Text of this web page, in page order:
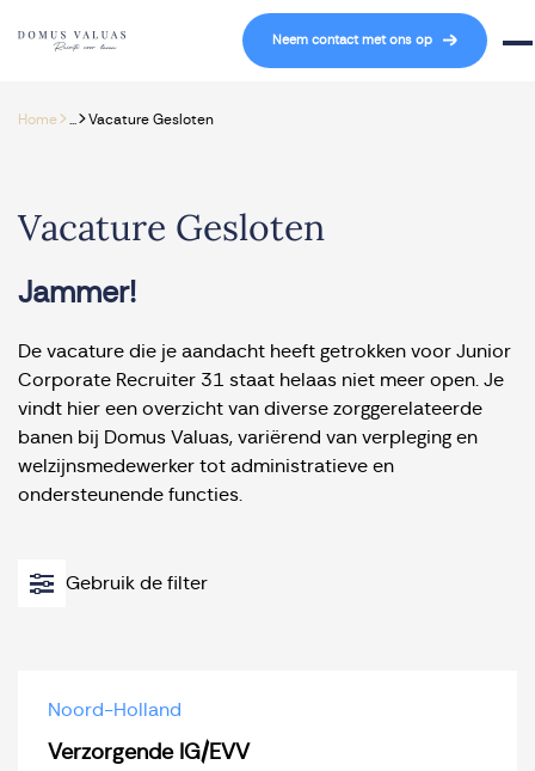
Navigatie overslaan
Neem contact met ons op
Home> >Vacature Gesloten
Vacature Gesloten
Jammer!
De vacature die je aandacht heeft getrokken voor Junior
Corporate Recruiter 31 staat helaas niet meer open. Je
vindt hier een overzicht van diverse zorggerelateerde
banen bij Domus Valuas, variërend van verpleging en
welzijnsmedewerker tot administratieve en
ondersteunende functies.
Gebruik de filter
Noord-Holland
Verzorgende IG/EVV